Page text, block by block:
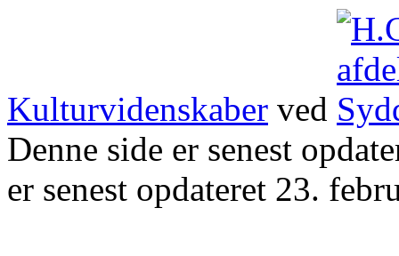
Kulturvidenskaber ved
Denne side er senest
er senest opdateret 23.